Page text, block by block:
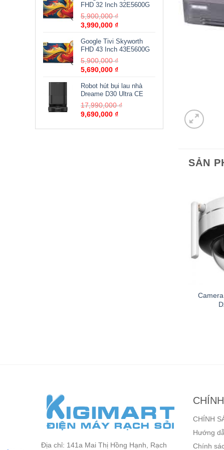
FHD 32 Inch 32E5600G
5,900,000₫
3,990,000 ₫
Google Tivi Skyworth
FHD 43 Inch 43E5600G
5,900,000₫
5,690,000 ₫
Robot hút bụi lau nhà
Dreame D30 Ultra CE
17,990,000₫
9,690,000 ₫
SẢN
Địa chỉ: 141a Mai Thị Hồng Hạnh, Rạch
CHÍNH
Hướng
Chính